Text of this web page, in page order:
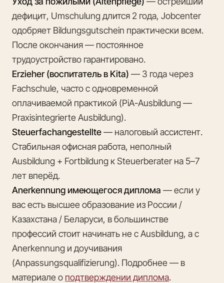
дефицит, Umschulung длится 2 года, Jobcenter
одобряет Bildungsgutschein практически всем.
После окончания — постоянное
трудоустройство гарантировано.
Erzieher (воспитатель в Kita) — 3 года через
Fachschule, часто с одновременной
оплачиваемой практикой (PiA-Ausbildung —
Praxisintegrierte Ausbildung).
Steuerfachangestellte— налоговый ассистент.
Стабильная офисная работа, неполный
Ausbildung + Fortbildung к Steuerberater на 5–7
лет вперёд.
Anerkennung имеющегося диплома — если у
вас есть высшее образование из России /
Казахстана / Беларуси, в большинстве
профессий стоит начинать не с Ausbildung, а с
Anerkennung и доучивания
(Anpassungsqualifizierung). Подробнее — в
материале о подтверждении диплома.